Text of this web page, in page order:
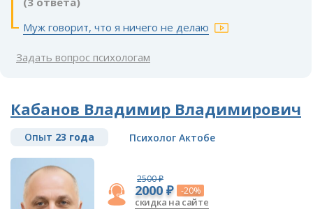
Муж говорит, что я ничего не делаю
Задать вопрос психологам
Кабанов Владимир Владимирович
Опыт 23 года Психолог Актобе
2500 ₽
2000 ₽ -20%
скидка на сайте